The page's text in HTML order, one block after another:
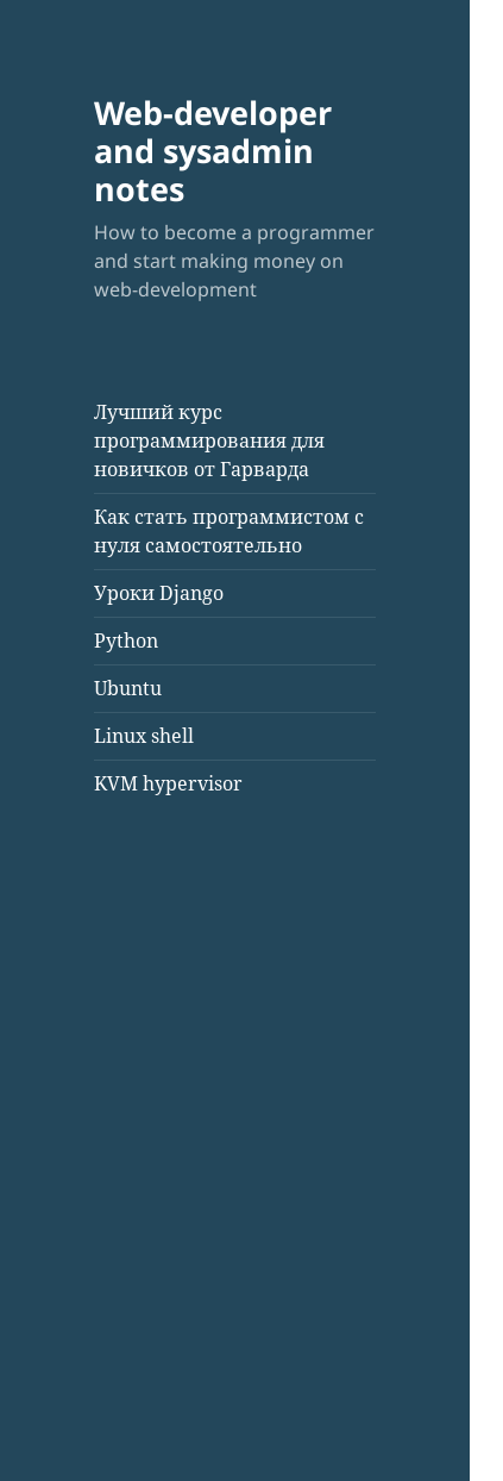
Web-developer
and sysadmin
notes
How to become a programmer
and start making money on
web-development
Лучший курс
программирования для
новичков от Гарварда
Как стать программистом с
нуля самостоятельно
Уроки Django
Python
Ubuntu
Linux shell
KVM hypervisor